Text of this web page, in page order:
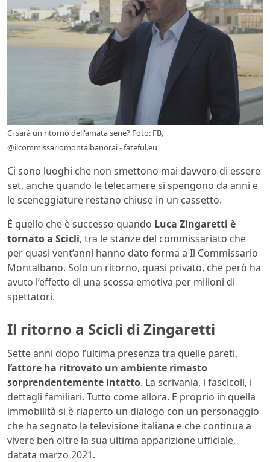
Ci sarà un ritorno dell'amata serie? Foto: FB,
@ilcommissariomontalbanorai - fateful.eu
Ci sono luoghi che non smettono mai davvero di essere
set, anche quando le telecamere si spengono da anni e
le sceneggiature restano chiuse in un cassetto.
È quello che è successo quando Luca Zingaretti è
tornato a Scicli, tra le stanze del commissariato che
per quasi vent’anni hanno dato forma a Il Commissario
Montalbano. Solo un ritorno, quasi privato, che però ha
avuto l’effetto di una scossa emotiva per milioni di
spettatori.
Il ritorno a Scicli di Zingaretti
Sette anni dopo l’ultima presenza tra quelle pareti,
l’attore ha ritrovato un ambiente rimasto
sorprendentemente intatto. La scrivania, i fascicoli, i
dettagli familiari. Tutto come allora. E proprio in quella
immobilità si è riaperto un dialogo con un personaggio
che ha segnato la televisione italiana e che continua a
vivere ben oltre la sua ultima apparizione ufficiale,
datata marzo 2021.